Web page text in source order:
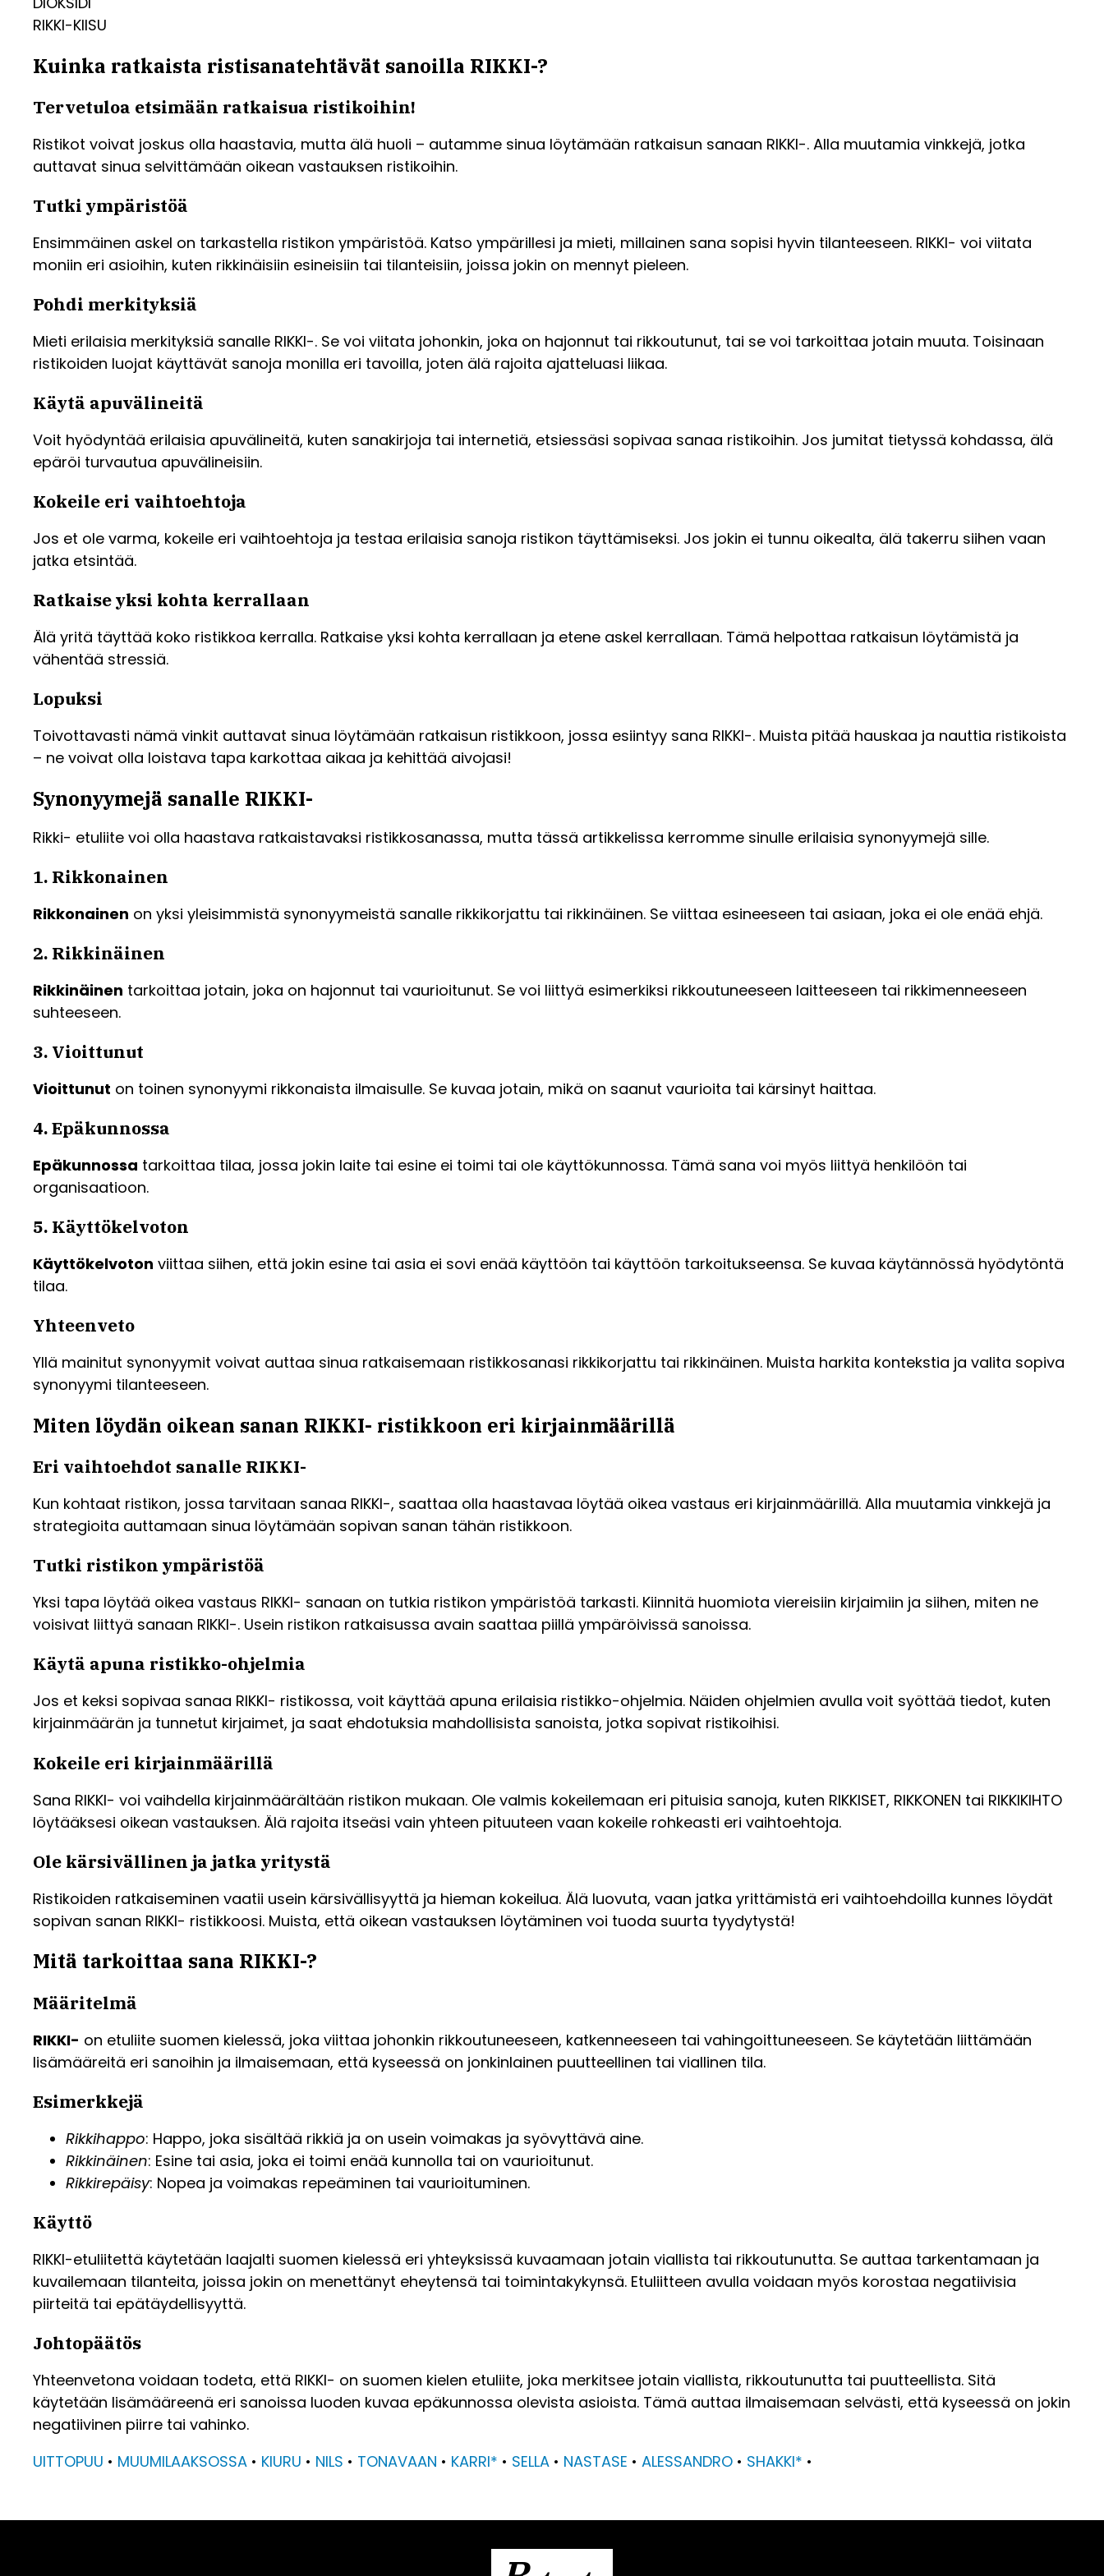
RIKKI-KIISU
Kuinka ratkaista ristisanatehtävät sanoilla RIKKI-?
Tervetuloa etsimään ratkaisua ristikoihin!
Ristikot voivat joskus olla haastavia, mutta älä huoli – autamme sinua löytämään ratkaisun sanaan RIKKI-. Alla muutamia vinkkejä, jotka
auttavat sinua selvittämään oikean vastauksen ristikoihin.
Tutki ympäristöä
Ensimmäinen askel on tarkastella ristikon ympäristöä. Katso ympärillesi ja mieti, millainen sana sopisi hyvin tilanteeseen. RIKKI- voi viitata
moniin eri asioihin, kuten rikkinäisiin esineisiin tai tilanteisiin, joissa jokin on mennyt pieleen.
Pohdi merkityksiä
Mieti erilaisia merkityksiä sanalle RIKKI-. Se voi viitata johonkin, joka on hajonnut tai rikkoutunut, tai se voi tarkoittaa jotain muuta. Toisinaan
ristikoiden luojat käyttävät sanoja monilla eri tavoilla, joten älä rajoita ajatteluasi liikaa.
Käytä apuvälineitä
Voit hyödyntää erilaisia apuvälineitä, kuten sanakirjoja tai internetiä, etsiessäsi sopivaa sanaa ristikoihin. Jos jumitat tietyssä kohdassa, älä
epäröi turvautua apuvälineisiin.
Kokeile eri vaihtoehtoja
Jos et ole varma, kokeile eri vaihtoehtoja ja testaa erilaisia sanoja ristikon täyttämiseksi. Jos jokin ei tunnu oikealta, älä takerru siihen vaan
jatka etsintää.
Ratkaise yksi kohta kerrallaan
Älä yritä täyttää koko ristikkoa kerralla. Ratkaise yksi kohta kerrallaan ja etene askel kerrallaan. Tämä helpottaa ratkaisun löytämistä ja
vähentää stressiä.
Lopuksi
Toivottavasti nämä vinkit auttavat sinua löytämään ratkaisun ristikkoon, jossa esiintyy sana RIKKI-. Muista pitää hauskaa ja nauttia ristikoista
– ne voivat olla loistava tapa karkottaa aikaa ja kehittää aivojasi!
Synonyymejä sanalle RIKKI-
Rikki- etuliite voi olla haastava ratkaistavaksi ristikkosanassa, mutta tässä artikkelissa kerromme sinulle erilaisia synonyymejä sille.
1. Rikkonainen
Rikkonainen on yksi yleisimmistä synonyymeistä sanalle rikkikorjattu tai rikkinäinen. Se viittaa esineeseen tai asiaan, joka ei ole enää ehjä.
2. Rikkinäinen
Rikkinäinen tarkoittaa jotain, joka on hajonnut tai vaurioitunut. Se voi liittyä esimerkiksi rikkoutuneeseen laitteeseen tai rikkimenneeseen
suhteeseen.
3. Vioittunut
Vioittunut on toinen synonyymi rikkonaista ilmaisulle. Se kuvaa jotain, mikä on saanut vaurioita tai kärsinyt haittaa.
4. Epäkunnossa
Epäkunnossa tarkoittaa tilaa, jossa jokin laite tai esine ei toimi tai ole käyttökunnossa. Tämä sana voi myös liittyä henkilöön tai
organisaatioon.
5. Käyttökelvoton
Käyttökelvoton viittaa siihen, että jokin esine tai asia ei sovi enää käyttöön tai käyttöön tarkoitukseensa. Se kuvaa käytännössä hyödytöntä
tilaa.
Yhteenveto
Yllä mainitut synonyymit voivat auttaa sinua ratkaisemaan ristikkosanasi rikkikorjattu tai rikkinäinen. Muista harkita kontekstia ja valita sopiva
synonyymi tilanteeseen.
Miten löydän oikean sanan RIKKI- ristikkoon eri kirjainmäärillä
Eri vaihtoehdot sanalle RIKKI-
Kun kohtaat ristikon, jossa tarvitaan sanaa RIKKI-, saattaa olla haastavaa löytää oikea vastaus eri kirjainmäärillä. Alla muutamia vinkkejä ja
strategioita auttamaan sinua löytämään sopivan sanan tähän ristikkoon.
Tutki ristikon ympäristöä
Yksi tapa löytää oikea vastaus RIKKI- sanaan on tutkia ristikon ympäristöä tarkasti. Kiinnitä huomiota viereisiin kirjaimiin ja siihen, miten ne
voisivat liittyä sanaan RIKKI-. Usein ristikon ratkaisussa avain saattaa piillä ympäröivissä sanoissa.
Käytä apuna ristikko-ohjelmia
Jos et keksi sopivaa sanaa RIKKI- ristikossa, voit käyttää apuna erilaisia ristikko-ohjelmia. Näiden ohjelmien avulla voit syöttää tiedot, kuten
kirjainmäärän ja tunnetut kirjaimet, ja saat ehdotuksia mahdollisista sanoista, jotka sopivat ristikoihisi.
Kokeile eri kirjainmäärillä
Sana RIKKI- voi vaihdella kirjainmäärältään ristikon mukaan. Ole valmis kokeilemaan eri pituisia sanoja, kuten RIKKISET, RIKKONEN tai RIKKIKIHTO
löytääksesi oikean vastauksen. Älä rajoita itseäsi vain yhteen pituuteen vaan kokeile rohkeasti eri vaihtoehtoja.
Ole kärsivällinen ja jatka yritystä
Ristikoiden ratkaiseminen vaatii usein kärsivällisyyttä ja hieman kokeilua. Älä luovuta, vaan jatka yrittämistä eri vaihtoehdoilla kunnes löydät
sopivan sanan RIKKI- ristikkoosi. Muista, että oikean vastauksen löytäminen voi tuoda suurta tyydytystä!
Mitä tarkoittaa sana RIKKI-?
Määritelmä
RIKKI- on etuliite suomen kielessä, joka viittaa johonkin rikkoutuneeseen, katkenneeseen tai vahingoittuneeseen. Se käytetään liittämään
lisämääreitä eri sanoihin ja ilmaisemaan, että kyseessä on jonkinlainen puutteellinen tai viallinen tila.
Esimerkkejä
Rikkihappo: Happo, joka sisältää rikkiä ja on usein voimakas ja syövyttävä aine.
Rikkinäinen: Esine tai asia, joka ei toimi enää kunnolla tai on vaurioitunut.
Rikkirepäisy: Nopea ja voimakas repeäminen tai vaurioituminen.
Käyttö
RIKKI-etuliitettä käytetään laajalti suomen kielessä eri yhteyksissä kuvaamaan jotain viallista tai rikkoutunutta. Se auttaa tarkentamaan ja
kuvailemaan tilanteita, joissa jokin on menettänyt eheytensä tai toimintakykynsä. Etuliitteen avulla voidaan myös korostaa negatiivisia
piirteitä tai epätäydellisyyttä.
Johtopäätös
Yhteenvetona voidaan todeta, että RIKKI- on suomen kielen etuliite, joka merkitsee jotain viallista, rikkoutunutta tai puutteellista. Sitä
käytetään lisämääreenä eri sanoissa luoden kuvaa epäkunnossa olevista asioista. Tämä auttaa ilmaisemaan selvästi, että kyseessä on jokin
negatiivinen piirre tai vahinko.
UITTOPUU • MUUMILAAKSOSSA • KIURU • NILS • TONAVAAN • KARRI* • SELLA • NASTASE • ALESSANDRO • SHAKKI* •